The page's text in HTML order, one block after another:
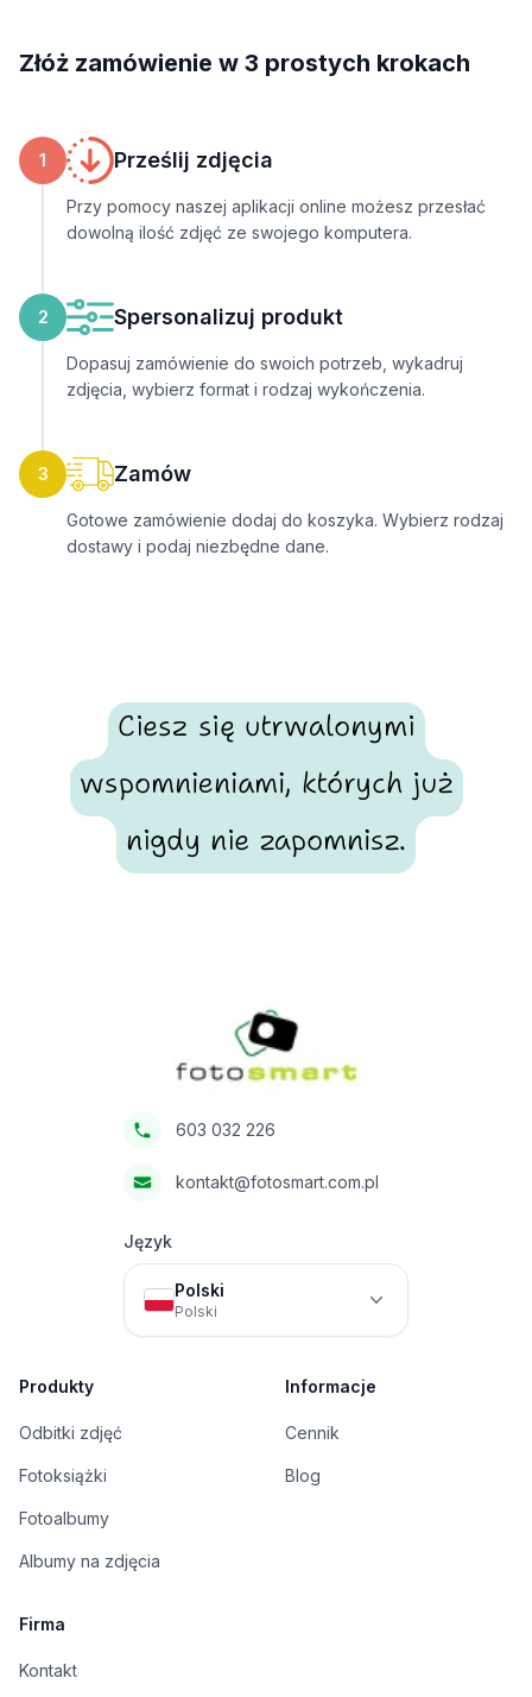
Złóż zamówienie w 3 prostych krokach
1 Prześlij zdjęcia
Przy pomocy naszej aplikacji online możesz przesłać
dowolną ilość zdjęć ze swojego komputera.
2 Spersonalizuj produkt
Dopasuj zamówienie do swoich potrzeb, wykadruj
zdjęcia, wybierz format i rodzaj wykończenia.
3 Zamów
Gotowe zamówienie dodaj do koszyka. Wybierz rodzaj
dostawy i podaj niezbędne dane.
Ciesz się utrwalonymi
wspomnieniami, których już
nigdy nie zapomnisz.
603 032 226
kontakt@fotosmart.com.pl
Język
Polski
Polski
Produkty
Odbitki zdjęć
Fotoksiążki
Fotoalbumy
Albumy na zdjęcia
Informacje
Cennik
Blog
Firma
Kontakt